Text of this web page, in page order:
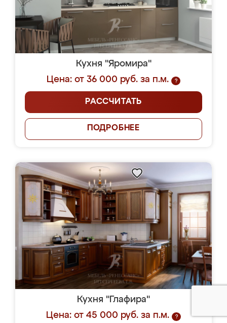
Кухня "Яромира"
Цена: от 36 000 руб. за п.м.
?
РАССЧИТАТЬ
ПОДРОБНЕЕ
Кухня "Глафира"
Цена: от 45 000 руб. за п.м.
?